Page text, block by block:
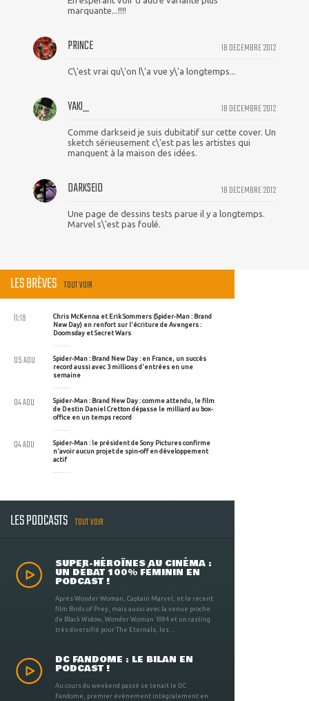
marquante...!!!!
18 DECEMBRE 2012
PRINCE
C\'est vrai qu\'on l\'a vue y\'a longtemps...
18 DECEMBRE 2012
YAKI_
Comme darkseid je suis dubitatif sur cette cover. Un
sketch sérieusement c\'est pas les artistes qui
manquent à la maison des idées.
18 DECEMBRE 2012
DARKSEID
Une page de dessins tests parue il y a longtemps.
Marvel s\'est pas foulé.
LES BRÈVES TOUT VOIR
Chris McKenna et Erik Sommers (Spider-Man : Brand
New Day) en renfort sur l'écriture de Avengers :
Doomsday et Secret Wars
11:19
Spider-Man : Brand New Day : en France, un succès
record aussi avec 3 millions d'entrées en une
semaine
05 AOU
Spider-Man : Brand New Day : comme attendu, le film
de Destin Daniel Cretton dépasse le milliard au box-
office en un temps record
04 AOU
Spider-Man : le président de Sony Pictures confirme
n'avoir aucun projet de spin-off en développement
actif
04 AOU
LES PODCASTS TOUT VOIR
SUPER-HÉROÏNES AU CINÉMA :
UN DÉBAT 100% FÉMININ EN
PODCAST !
Après Wonder Woman, Captain Marvel, et le récent
film Birds of Prey, mais aussi avec la venue proche
de Black Widow, Wonder Woman 1984 et un casting
très diversifié pour The Eternals, les ...
DC FANDOME : LE BILAN EN
PODCAST !
Au cours du weekend passé se tenait le DC
Fandome, premier évènement intégralement en